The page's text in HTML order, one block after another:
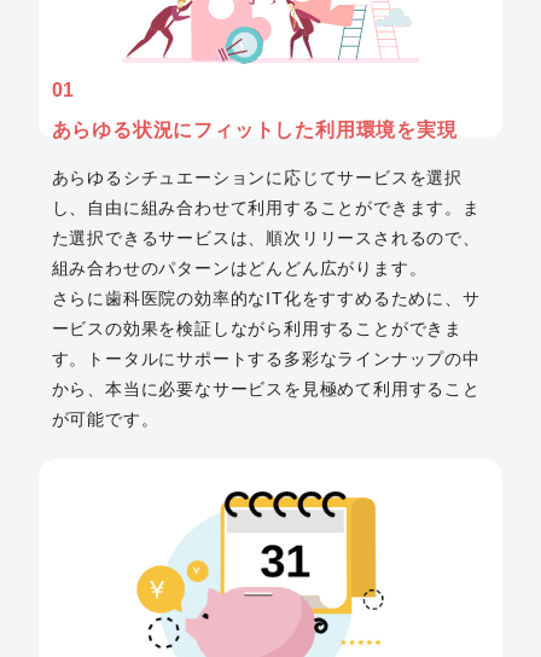
01
あらゆる状況にフィットした利用環境を実現
あらゆるシチュエーションに応じてサービスを選択
し、自由に組み合わせて利用することができます。ま
た選択できるサービスは、順次リリースされるので、
組み合わせのパターンはどんどん広がります。
さらに歯科医院の効率的なIT化をすすめるために、サ
ービスの効果を検証しながら利用することができま
す。トータルにサポートする多彩なラインナップの中
から、本当に必要なサービスを見極めて利用すること
が可能です。